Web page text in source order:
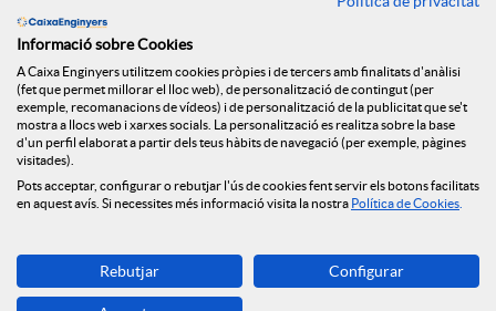
s
S
o
c
c
i
o
n
a
l
a
d
Política de cookies
Avís legal
Seguretat Online
Canal denúncies
Descarrega-la ara
Banca MOBILE
Informació sobre Cookies
A Caixa Enginyers utilitzem cookies pròpies i de tercers amb finalitats d'anàlisi
(fet que permet millorar el lloc web), de personalització de contingut (per
exemple, recomanacions de vídeos) i de personalització de la publicitat que se't
mostra a llocs web i xarxes socials. La personalització es realitza sobre la base
d'un perfil elaborat a partir dels teus hàbits de navegació (per exemple, pàgines
visitades).
Pots acceptar, configurar o rebutjar l'ús de cookies fent servir els botons facilitats
en aquest avís. Si necessites més informació visita la nostra Política de Cookies
Rebutjar Configurar